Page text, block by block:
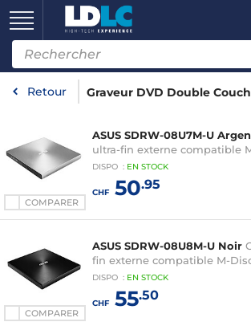
Retour Graveur DVD Double
COMPARER
ASUS SDRW-08U7M-U
ultra-fin externe compatible
DISPO : EN STOCK
CHF50.95
COMPARER
ASUS SDRW-08U8M-U Noir
fin externe compatible M-
DISPO : EN STOCK
CHF55.50